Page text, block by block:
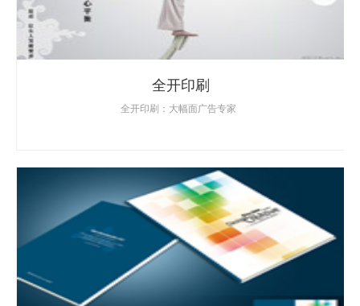
全开印刷
全开印刷：大幅面广告专家